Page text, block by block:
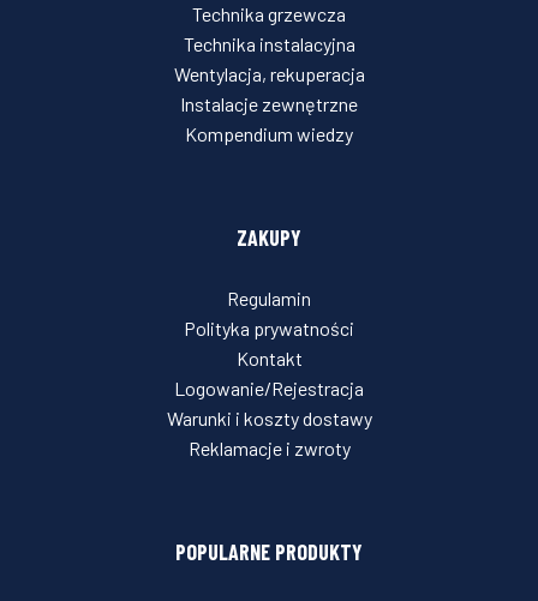
Technika grzewcza
Technika instalacyjna
Wentylacja, rekuperacja
Instalacje zewnętrzne
Kompendium wiedzy
ZAKUPY
Regulamin
Polityka prywatności
Kontakt
Logowanie/Rejestracja
Warunki i koszty dostawy
Reklamacje i zwroty
POPULARNE PRODUKTY